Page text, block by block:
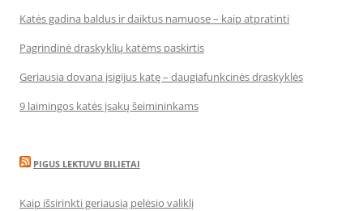
Katės gadina baldus ir daiktus namuose – kaip atpratinti
Pagrindinė draskyklių katėms paskirtis
Geriausia dovana įsigijus katę – daugiafunkcinės draskyklės
9 laimingos katės įsakų šeimininkams
PIGUS LEKTUVU BILIETAI
Kaip išsirinkti geriausią pelėsio valiklį